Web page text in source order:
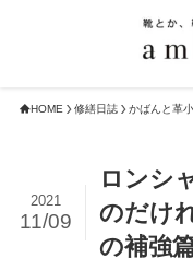
HOME 修繕日誌 かばんと革
ロンシ
のだけ
の補強
2021
11/09